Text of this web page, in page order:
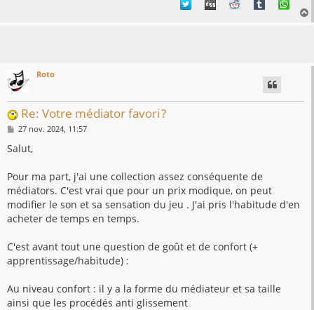
Roto
Re: Votre médiator favori ?
M
s
s
g
e
27 nov. 2024, 11:57
Salut,
Pour ma part, j'ai une collection assez conséquente de
médiators. C'est vrai que pour un prix modique, on peut
modifier le son et sa sensation du jeu . J'ai pris l'habitude d'en
acheter de temps en temps.
C'est avant tout une question de goût et de confort (+
apprentissage/habitude) :
Au niveau confort : il y a la forme du médiateur et sa taille
ainsi que les procédés anti glissement